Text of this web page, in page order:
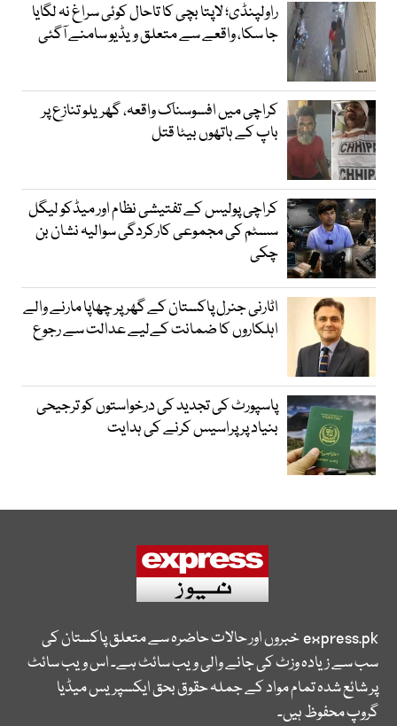
راولپنڈی؛ لاپتا بچی کا تاحال کوئی سراغ نہ لگایا
جا سکا، واقعے سے متعلق ویڈیو سامنے آگئی
کراچی میں افسوسناک واقعہ، گھریلو تنازع پر
باپ کے ہاتھوں بیٹا قتل
کراچی پولیس کے تفتیشی نظام اور میڈکو لیگل
سسٹم کی مجموعی کارکردگی سوالیہ نشان بن
چکی
اٹارنی جنرل پاکستان کے گھر پر چھاپا مارنے والے
اہلکاروں کا ضمانت کےلیے عدالت سے رجوع
پاسپورٹ کی تجدید کی درخواستوں کو ترجیحی
بنیاد پر پراسیس کرنے کی ہدایت
express.pkخبروں اور حالات حاضرہ سے متعلق پاکستان کی
سب سے زیادہ وزٹ کی جانے والی ویب سائٹ ہے۔ اس ویب سائٹ
پر شائع شدہ تمام مواد کے جملہ حقوق بحق ایکسپریس میڈیا
گروپ محفوظ ہیں۔